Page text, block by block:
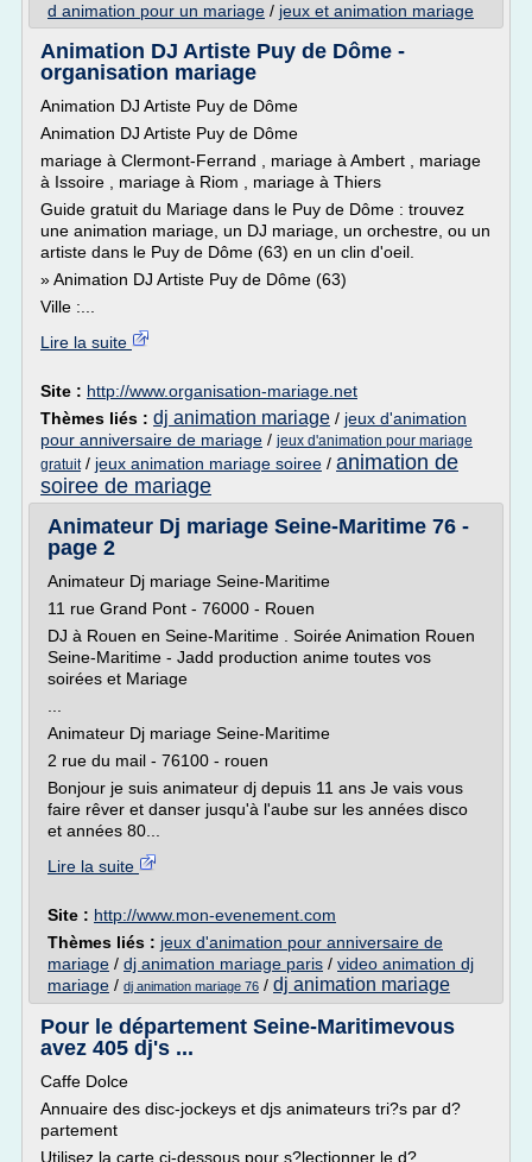
d animation pour un mariage / jeux et animation mariage
Animation DJ Artiste Puy de Dôme -
organisation mariage
Animation DJ Artiste Puy de Dôme
Animation DJ Artiste Puy de Dôme
mariage à Clermont-Ferrand , mariage à Ambert , mariage
à Issoire , mariage à Riom , mariage à Thiers
Guide gratuit du Mariage dans le Puy de Dôme : trouvez
une animation mariage, un DJ mariage, un orchestre, ou un
artiste dans le Puy de Dôme (63) en un clin d'oeil.
» Animation DJ Artiste Puy de Dôme (63)
Ville :...
Lire la suite
Site : http://www.organisation-mariage.net
Thèmes liés : dj animation mariage / jeux d'animation
pour anniversaire de mariage / jeux d'animation pour mariage
gratuit/ jeux animation mariage soiree / animation de
soiree de mariage
Animateur Dj mariage Seine-Maritime 76 -
page 2
Animateur Dj mariage Seine-Maritime
11 rue Grand Pont - 76000 - Rouen
DJ à Rouen en Seine-Maritime . Soirée Animation Rouen
Seine-Maritime - Jadd production anime toutes vos
soirées et Mariage
Animateur Dj mariage Seine-Maritime
2 rue du mail - 76100 - rouen
Bonjour je suis animateur dj depuis 11 ans Je vais vous
faire rêver et danser jusqu'à l'aube sur les années disco
et années 80...
Lire la suite
Site : http://www.mon-evenement.com
Thèmes liés : jeux d'animation pour anniversaire de
mariage / dj animation mariage paris / video animation dj
mariage / dj animation mariage 76 / dj animation mariage
Pour le département Seine-Maritimevous
avez 405 dj's ...
Caffe Dolce
Annuaire des disc-jockeys et djs animateurs tri?s par d?
partement
Utilisez la carte ci-dessous pour s?lectionner le d?